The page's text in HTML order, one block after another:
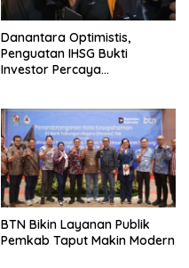
Danantara Optimistis,
Penguatan IHSG Bukti
Investor Percaya
BTN Bikin Layanan Publik
Pemkab Taput Makin Modern